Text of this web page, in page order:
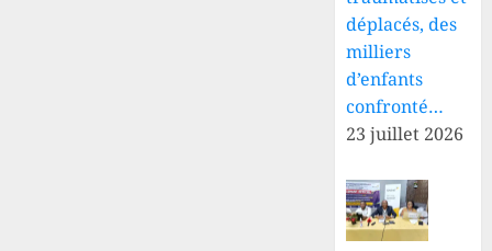
déplacés, des
milliers
d’enfants
confronté…
23 juillet 2026